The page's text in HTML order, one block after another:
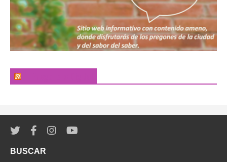
BUSCAR